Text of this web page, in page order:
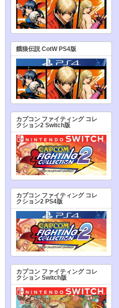
餓狼伝説 CotW PS4版
カプコン ファイティング コレ
クション2 Switch版
カプコン ファイティング コレ
クション2 PS4版
カプコン ファイティング コレ
クション Switch版